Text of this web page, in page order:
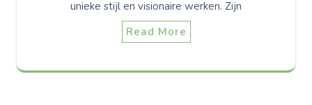
unieke stijl en visionaire werken. Zijn
Read More